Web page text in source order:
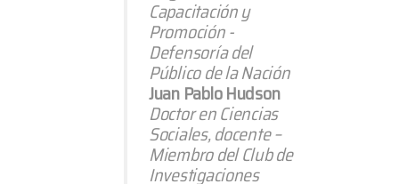
Capacitación y
Promoción -
Defensoría del
Público de la Nación
Juan Pablo Hudson
Doctor en Ciencias
Sociales, docente –
Miembro del Club de
Investigaciones